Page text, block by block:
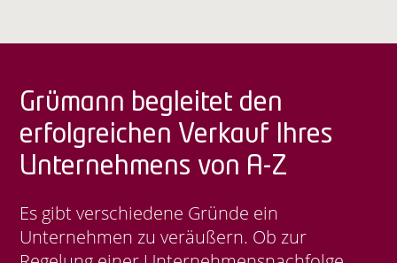
Grümann begleitet den
erfolgreichen Verkauf Ihres
Unternehmens von A-Z
Es gibt verschiedene Gründe ein
Unternehmen zu veräußern. Ob zur